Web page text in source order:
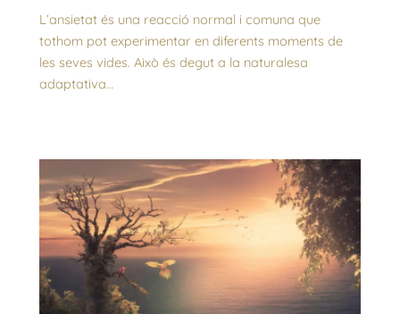
L’ansietat és una reacció normal i comuna que
tothom pot experimentar en diferents moments de
les seves vides. Això és degut a la naturalesa
adaptativa…